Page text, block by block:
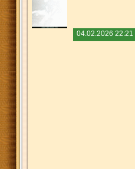
04.02.2026 22:21